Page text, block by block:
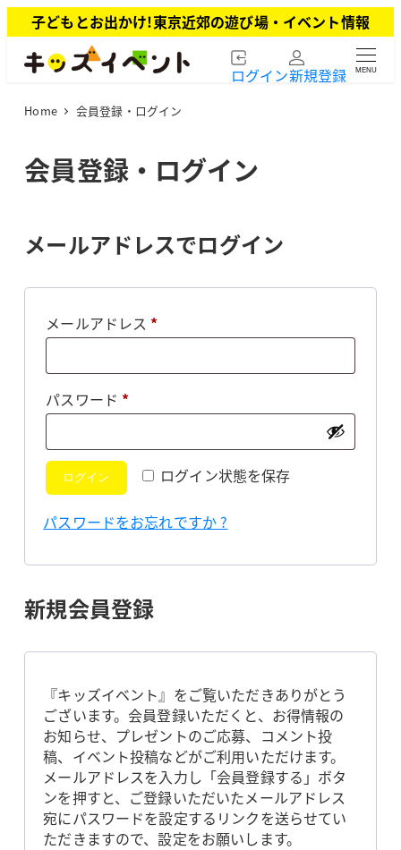
イ
子どもとお出かけ!東京近郊の遊び場・イベント情報
ログイン新規登録 MENU
Home 会員登録・ログイン
会員登録・ログイン
メールアドレスでログイン
メールアドレス *必
パスワード *必
ログイン状態を保存
ログイン
パスワードをお忘れですか ?
新規会員登録
『キッズイベント』をご覧いただきありがとう
ございます。会員登録いただくと、お得情報の
お知らせ、プレゼントのご応募、コメント投
稿、イベント投稿などがご利用いただけます。
メールアドレスを入力し「会員登録する」ボタ
ンを押すと、ご登録いただいたメールアドレス
宛にパスワードを設定するリンクを送らせてい
ただきますので、設定をお願いします。